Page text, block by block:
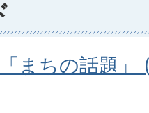
まちの話題」